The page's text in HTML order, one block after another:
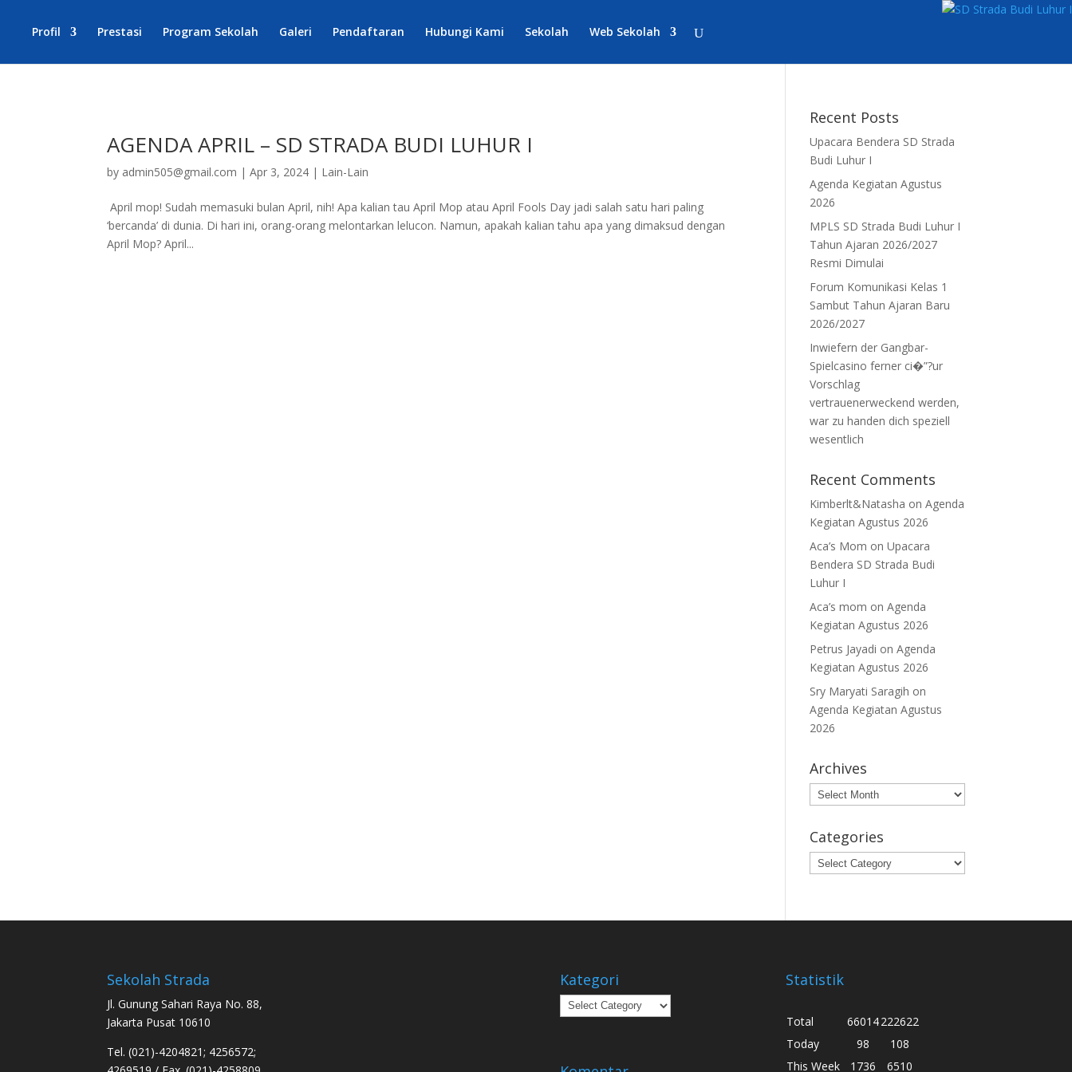
Profil Prestasi Program Sekolah Galeri Pendaftaran Hubungi Kami Sekolah Web Sekolah
AGENDA APRIL – SD STRADA BUDI LUHUR I
by admin505@gmail.com |Apr 3, 2024 | Lain-Lain
April mop! Sudah memasuki bulan April, nih! Apa kalian tau April Mop atau April Fools Day jadi salah satu hari paling
‘bercanda’ di dunia. Di hari ini, orang-orang melontarkan lelucon. Namun, apakah kalian tahu apa yang dimaksud dengan
April Mop? April...
Recent Posts
Upacara Bendera SD Strada
Budi Luhur I
Agenda Kegiatan Agustus
2026
MPLS SD Strada Budi Luhur I
Tahun Ajaran 2026/2027
Resmi Dimulai
Forum Komunikasi Kelas 1
Sambut Tahun Ajaran Baru
2026/2027
Inwiefern der Gangbar-
Spielcasino ferner ci�”?ur
Vorschlag
vertrauenerweckend werden,
war zu handen dich speziell
wesentlich
Recent Comments
Kimberlt&Natasha onAgenda
Kegiatan Agustus 2026
Aca’s Mom onUpacara
Bendera SD Strada Budi
Luhur I
Aca’s mom onAgenda
Kegiatan Agustus 2026
Petrus Jayadi onAgenda
Kegiatan Agustus 2026
Sry Maryati Saragih on
Agenda Kegiatan Agustus
2026
Archives
Archives
Categories
Categories
Sekolah Strada
Jl. Gunung Sahari Raya No. 88,
Jakarta Pusat 10610
Tel. (021)-4204821; 4256572;
Kategori
Kategori
Statistik
Total 66014222622
Today
98
108
This Week
1736 6510